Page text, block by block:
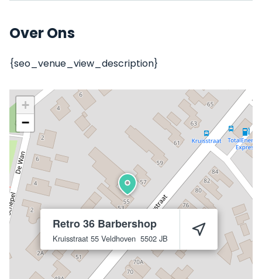
Over Ons
{seo_venue_view_description}
Retro 36 Barbershop
Kruisstraat 55 Veldhoven 5502 JB
+
−